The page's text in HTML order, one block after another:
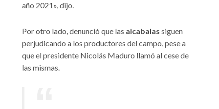
año 2021», dijo.
Por otro lado, denunció que las alcabalas siguen
perjudicando a los productores del campo, pese a
que el presidente Nicolás Maduro llamó al cese de
las mismas.